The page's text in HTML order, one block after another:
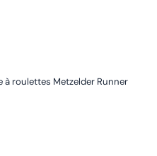
à roulettes Metzelder Runner